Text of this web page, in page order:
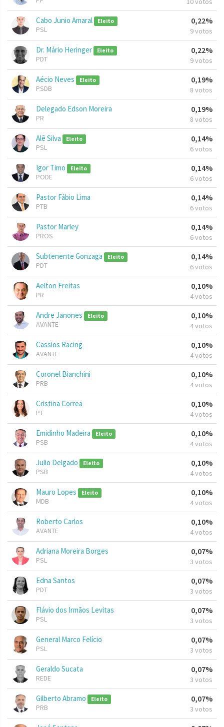
Cabo Junio Amaral Eleito
PSL
0,22%
9 votos
Dr. Mário Heringer Eleito
PDT
0,22%
9 votos
Aécio Neves Eleito
PSDB
0,19%
8 votos
Delegado Edson Moreira
PR
0,19%
8 votos
Alê Silva Eleito
PSL
0,14%
6 votos
Igor Timo Eleito
PODE
0,14%
6 votos
Pastor Fábio Lima
PTB
0,14%
6 votos
Pastor Marley
PROS
0,14%
6 votos
Subtenente Gonzaga Eleito
PDT
0,14%
6 votos
Aelton Freitas
PR
0,10%
4 votos
Andre Janones Eleito
AVANTE
0,10%
4 votos
Cassios Racing
AVANTE
0,10%
4 votos
Coronel Bianchini
PRB
0,10%
4 votos
Cristina Correa
PT
0,10%
4 votos
Emidinho Madeira Eleito
PSB
0,10%
4 votos
Julio Delgado Eleito
PSB
0,10%
4 votos
Mauro Lopes Eleito
MDB
0,10%
4 votos
Roberto Carlos
AVANTE
0,10%
4 votos
Adriana Moreira Borges
PSL
0,07%
3 votos
Edna Santos
PDT
0,07%
3 votos
Flávio dos Irmãos Levitas
PSL
0,07%
3 votos
General Marco Felício
PSL
0,07%
3 votos
Geraldo Sucata
REDE
0,07%
3 votos
Gilberto Abramo Eleito
PRB
0,07%
3 votos